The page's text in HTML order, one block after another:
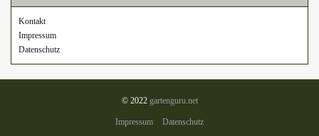
Kontakt
Impressum
Datenschutz
© 2022 gartenguru.net
Impressum Datenschutz